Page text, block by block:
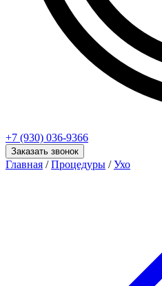
+7 (930) 036-9366
Заказать звонок
Главная /Процедуры /Ухо